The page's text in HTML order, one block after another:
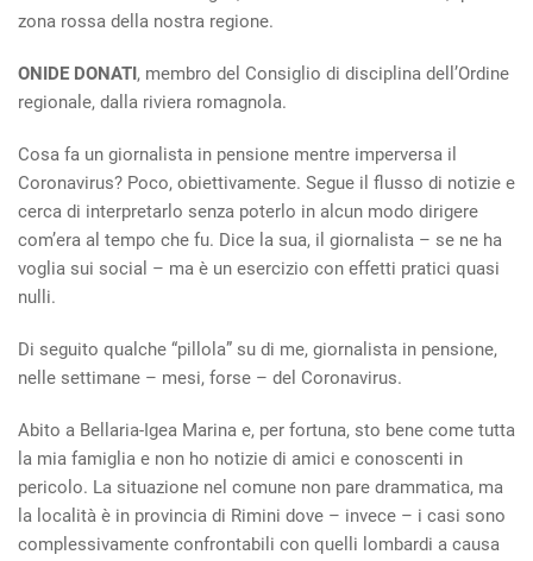
zona rossa della nostra regione.
ONIDE DONATI, membro del Consiglio di disciplina dell’Ordine
regionale, dalla riviera romagnola.
Cosa fa un giornalista in pensione mentre imperversa il
Coronavirus? Poco, obiettivamente. Segue il flusso di notizie e
cerca di interpretarlo senza poterlo in alcun modo dirigere
com’era al tempo che fu. Dice la sua, il giornalista – se ne ha
voglia sui social – ma è un esercizio con effetti pratici quasi
nulli.
Di seguito qualche “pillola” su di me, giornalista in pensione,
nelle settimane – mesi, forse – del Coronavirus.
Abito a Bellaria-Igea Marina e, per fortuna, sto bene come tutta
la mia famiglia e non ho notizie di amici e conoscenti in
pericolo. La situazione nel comune non pare drammatica, ma
la località è in provincia di Rimini dove – invece – i casi sono
complessivamente confrontabili con quelli lombardi a causa